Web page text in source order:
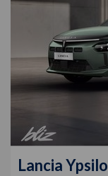
Lancia